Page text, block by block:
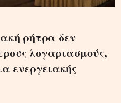
ρήτρα δεν
λογαριασμούς,
ενεργειακής